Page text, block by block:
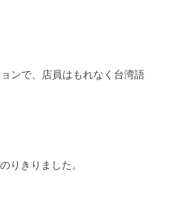
ンで、店員はもれなく台湾語
りきりました。